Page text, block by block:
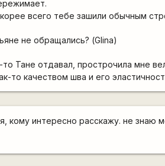
всего тебе зашили обычным
не обращались? (Glina)
то Тане отдавал, прострочила мне
то качеством шва и его
кому интересно расскажу. не знаю